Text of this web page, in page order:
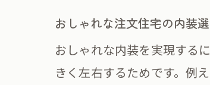
おしゃれな注文住宅の内装
おしゃれな内装を実現する
きく左右するためです。例